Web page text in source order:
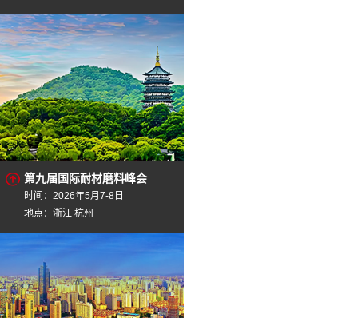
第九届国际耐材磨料峰会
时间：2026年5月7-8日
地点：浙江 杭州